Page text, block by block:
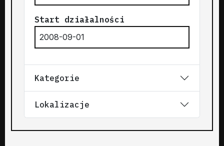
Start działalności
2008-09-01
Kategorie
Lokalizacje